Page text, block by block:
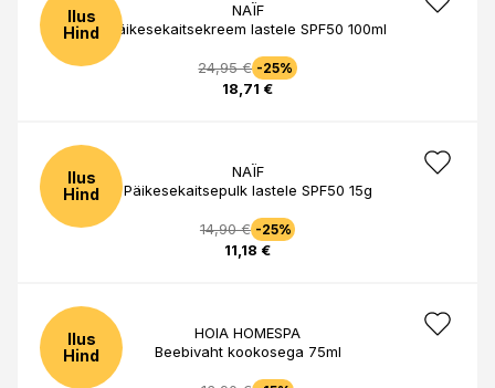
Ilus
Hind
NAÏF
Päikesekaitsekreem lastele SPF50 100ml
24,95 € -25%
18,71 €
Ilus
Hind
NAÏF
Päikesekaitsepulk lastele SPF50 15g
14,90 € -25%
11,18 €
Ilus
Hind
HOIA HOMESPA
Beebivaht kookosega 75ml